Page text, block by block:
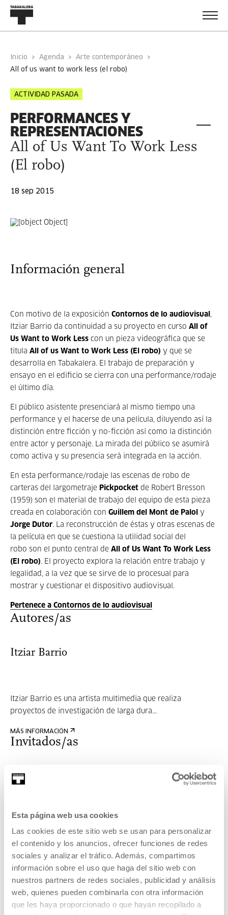
Esta página web usa cookies
Las cookies de este sitio web se usan para personalizar
el contenido y los anuncios, ofrecer funciones de redes
sociales y analizar el tráfico. Además, compartimos
información sobre el uso que haga del sitio web con
nuestros partners de redes sociales, publicidad y análisis
web, quienes pueden combinarla con otra información
que les haya proporcionado o que hayan recopilado a
Inicio Agenda
Arte contemporáneo
all of us want to work less (el robo)
ACTIVIDAD PASADA
PERFORMANCES Y
REPRESENTACIONES
All of Us Want To Work Less
(El robo)
18 sep 2015
Información general
Con motivo de la exposición Contornos de lo audiovisual ,
Itziar Barrio da continuidad a su proyecto en curso All of
Us Want to Work Less con un pieza videográfica que se
titula All of us Want to Work Less (El robo) y que se
desarrolla en Tabakalera. El trabajo de preparación y
ensayo en el edificio se cierra con una performance/rodaje
el último día.
El público asistente presenciará al mismo tiempo una
performance y el hacerse de una película, diluyendo así la
distinción entre ficción y no-ficción así como la distinción
entre actor y personaje. La mirada del público se asumirá
como activa y su presencia será integrada en la acción.
En esta performance/rodaje las escenas de robo de
carteras del largometraje Pickpocket de Robert Bresson
(1959) son el material de trabajo del equipo de esta pieza
creada en colaboración con Guillem del Mont de Palol y
Jorge Dutor. La reconstrucción de éstas y otras escenas de
la película en que se cuestiona la utilidad social del
robo son el punto central de All of Us Want To Work Less
(El robo). El proyecto explora la relación entre trabajo y
legalidad, a la vez que se sirve de lo procesual para
mostrar y cuestionar el dispositivo audiovisual.
Pertenece a Contornos de lo audiovisual
Autores/as
Itziar Barrio
Itziar Barrio es una artista multimedia que realiza
proyectos de investigación de larga dura...
MÁS INFORMACIÓN
Invitados/as
Itziar Barrio
proyectos de investigación de larga dura...
MÁS INFORMACIÓN
Pertenece a Programa: